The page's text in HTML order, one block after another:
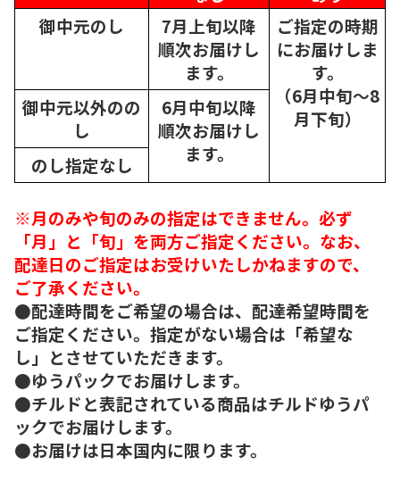
御中元のし
7月上旬以降
順次お届けし
ます。
ご指定の時期
にお届けしま
す。
（6月中旬～8
月下旬）
御中元以外のの
し
6月中旬以降
順次お届けし
ます。
のし指定なし
※月のみや旬のみの指定はできません。必ず
「月」と「旬」を両方ご指定ください。なお、
配達日のご指定はお受けいたしかねますので、
ご了承ください。
●配達時間をご希望の場合は、配達希望時間を
ご指定ください。指定がない場合は「希望な
し」とさせていただきます。
●ゆうパックでお届けします。
●チルドと表記されている商品はチルドゆうパ
ックでお届けします。
●お届けは日本国内に限ります。